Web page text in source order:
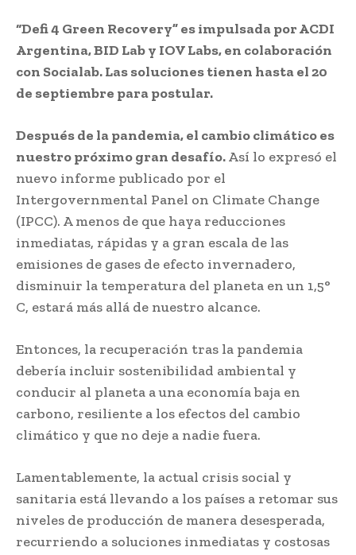
“Defi 4 Green Recovery” es impulsada por ACDI
Argentina, BID Lab y IOV Labs, en colaboración
con Socialab. Las soluciones tienen hasta el 20
de septiembre para postular.
Después de la pandemia, el cambio climático es
nuestro próximo gran desafío.Así lo expresó el
nuevo informe publicado por el
Intergovernmental Panel on Climate Change
(IPCC). A menos de que haya reducciones
inmediatas, rápidas y a gran escala de las
emisiones de gases de efecto invernadero,
disminuir la temperatura del planeta en un 1,5°
C, estará más allá de nuestro alcance.
Entonces, la recuperación tras la pandemia
debería incluir sostenibilidad ambiental y
conducir al planeta a una economía baja en
carbono, resiliente a los efectos del cambio
climático y que no deje a nadie fuera.
Lamentablemente, la actual crisis social y
sanitaria está llevando a los países a retomar sus
niveles de producción de manera desesperada,
recurriendo a soluciones inmediatas y costosas